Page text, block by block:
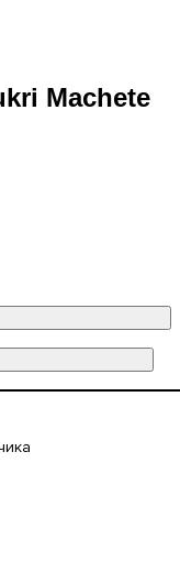
Machete